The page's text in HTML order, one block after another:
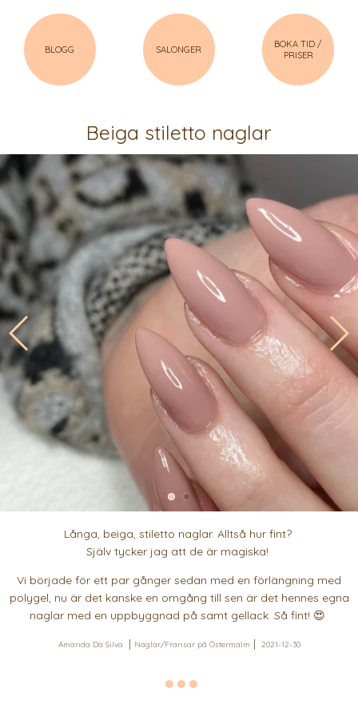
BLOGG SALONGER
BOKA TID /
PRISER
Beiga stiletto naglar
Långa, beiga, stiletto naglar. Alltså hur fint?
Själv tycker jag att de är magiska!
Vi började för ett par gånger sedan med en förlängning med
polygel, nu är det kanske en omgång till sen är det hennes egna
naglar med en uppbyggnad på samt gellack. Så fint! 😍
Amanda Da Silva Naglar/Fransar på Östermalm 2021-12-30